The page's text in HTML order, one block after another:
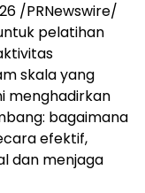
/PRNewswire/
pelatihan
skala yang
menghadirkan
bagaimana
efektif,
dan menjaga